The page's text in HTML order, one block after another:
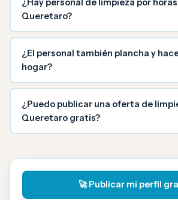
Queretaro?
¿El personal también plancha y
hogar?
¿Puedo publicar una oferta de
Queretaro gratis?
🚀 Publicar mi perfil